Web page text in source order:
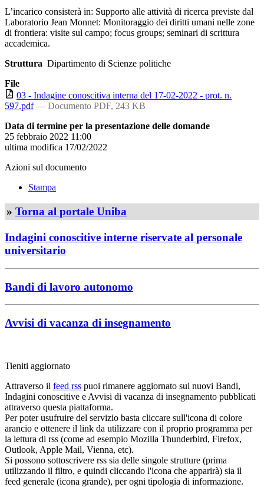
L’incarico consisterà in: Supporto alle attività di ricerca previste dal
Laboratorio Jean Monnet: Monitoraggio dei diritti umani nelle zone
di frontiera: visite sul campo; focus groups; seminari di scrittura
accademica.
Struttura Dipartimento di Scienze politiche
File
03 - Indagine conoscitiva interna del 17-02-2022 - prot. n.
597.pdf — Documento PDF, 243 KB
Data di termine per la presentazione delle domande
25 febbraio 2022 11:00
ultima modifica 17/02/2022
Azioni sul documento
Stampa
» Torna al portale Uniba
Indagini conoscitive interne riservate al personale
universitario
Bandi di lavoro autonomo
Avvisi di vacanza di insegnamento
Tieniti aggiornato
Attraverso il feed rss puoi rimanere aggiornato sui nuovi Bandi,
Indagini conoscitive e Avvisi di vacanza di insegnamento pubblicati
attraverso questa piattaforma.
Per poter usufruire del servizio basta cliccare sull'icona di colore
arancio e ottenere il link da utilizzare con il proprio programma per
la lettura di rss (come ad esempio Mozilla Thunderbird, Firefox,
Outlook, Apple Mail, Vienna, etc).
Si possono sottoscrivere rss sia delle singole strutture (prima
utilizzando il filtro, e quindi cliccando l'icona che apparirà) sia il
feed generale (icona grande), per ogni tipologia di informazione.